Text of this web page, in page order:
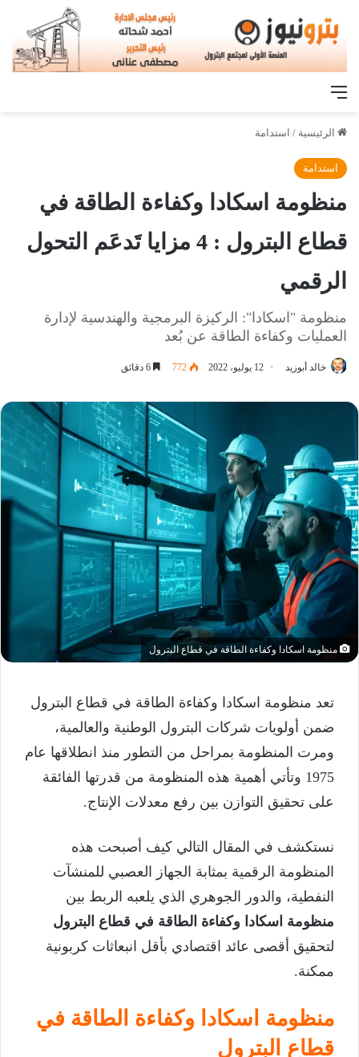
القائمة
الرئيسية / استدامة
استدامة
منظومة اسكادا وكفاءة الطاقة في
قطاع البترول : 4 مزايا تَدعَم التحول
الرقمي
منظومة "اسكادا": الركيزة البرمجية والهندسية لإدارة
العمليات وكفاءة الطاقة عن بُعد
خالد أبوزيد 12 يوليو، 2022 772
منظومة اسكادا وكفاءة الطاقة في قطاع البترول
تعد منظومة اسكادا وكفاءة الطاقة في قطاع البترول
ضمن أولويات شركات البترول الوطنية والعالمية،
ومرت المنظومة بمراحل من التطور منذ انطلاقها عام
1975 وتأتي أهمية هذه المنظومة من قدرتها الفائقة
على تحقيق التوازن بين رفع معدلات الإنتاج.
نستكشف في المقال التالي كيف أصبحت هذه
المنظومة الرقمية بمثابة الجهاز العصبي للمنشآت
النفطية، والدور الجوهري الذي يلعبه الربط بين
منظومة اسكادا وكفاءة الطاقة في قطاع البترول
لتحقيق أقصى عائد اقتصادي بأقل انبعاثات كربونية
ممكنة.
منظومة اسكادا وكفاءة الطاقة في
قطاع البترول